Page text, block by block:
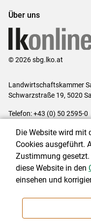
Über uns
© 2026 sbg.lko.at
Landwirtschaftskammer
Schwarzstraße 19, 5020
Telefon: +43 (0) 50 2595-0
Impressum|Kontakt|
Cookie-Einstellungen
NEWSLETTER
Die Website wird mit
Cookies ausgeführt.
Zustimmung
diese Website in den
einsehen und